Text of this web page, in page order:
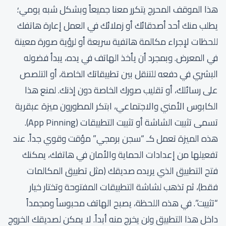
هذا الموقف المحرج يتكرر معنا جميعاً وبشكل شبه يومي؛
يطلب منك أحد أصدقائك أو زملائك في العمل إعارة هاتفك
للحظات لإجراء مكالمة هاتفية سريعة أو لرؤية صورة معينة
في المعرض. وبمجرد أن يأخذ الهاتف في يده، يبدأ فضوله
البشري في دفعه للتنقل بين تطبيقاتك الخاصة، أو التلصص
على رسائلك، أو تقليب صورك الخاصة دون إذنك. لمنع هذا
الكابوس الأمني والاجتماعي، ابتكر المطورون ميزة عبقرية
تسمى تثبيت الشاشة أو تثبيت التطبيقات (App Pinning).
هذه الميزة تعمل كـ “سجن برمجي” مؤقت وقوي جداً. عند
تفعيلها من إعدادات الحماية والأمان في هاتفك، يمكنك
فتح التطبيق الذي يريده صديقك (مثل تطبيق المكالمات
فقط)، ثم تذهب لشاشة التطبيقات المفتوحة وتختار خيار
“تثبيت”. في هذه اللحظة، يصبح الهاتف محبوساً ومجمداً
داخل هذا التطبيق ولن يخرج منه أبداً. لا يمكن لصديقك الخروج